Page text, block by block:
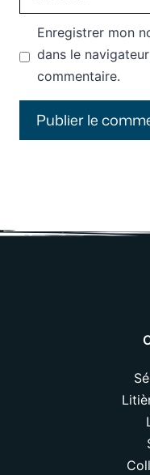
web
Enregistrer mon
dans le
commentaire.